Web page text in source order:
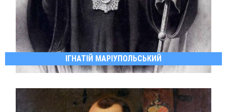
ІГНАТІЙ МАРІУПОЛЬСЬКИЙ